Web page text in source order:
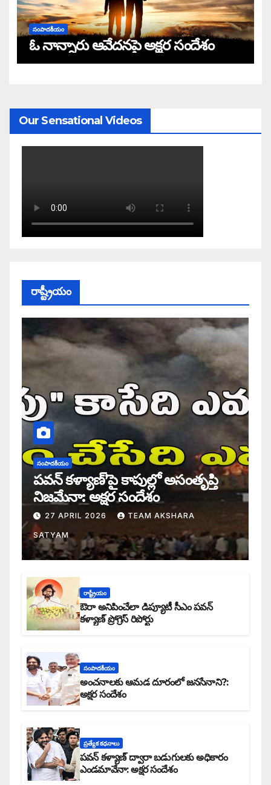
సంపాదకీయం
ఓ నాన్నారు ఆవేదనపై అక్షర సందేశం
Our Sensational Videos
రాష్ట్రీయం
సంపాదకీయం
పవన్ కళ్యాణ్’పై కాపుల్లో అసంతృప్తి
నిజమేనా: అక్షర సందేశం
27 APRIL 2026 TEAM AKSHARA
SATYAM
రాష్ట్రీయం
ఔరా అనిపించేలా డిప్యూటీ సీఎం పవన్
కళ్యాణ్ ప్రోగ్రెస్ రిపోర్టు
సంపాదకీయం
అంచనాలకు ఆమడ దూరంలో జనసేనాని?:
అక్షర సందేశం
ప్రత్యేక కధనాలు
పవన్ కళ్యాణ్ ద్వారా బడుగులకు అధికారం
ఎండమావేనా: అక్షర సందేశం